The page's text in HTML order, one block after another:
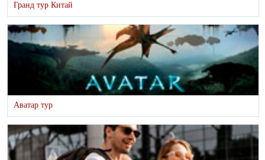
Гранд тур Китай
Аватар тур